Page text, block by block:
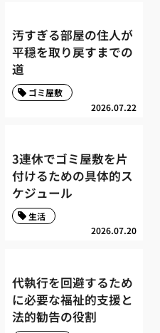
汚すぎる部屋の住人が
平穏を取り戻すまでの
道
2026.07.22
ゴミ屋敷
3連休でゴミ屋敷を片
付けるための具体的ス
ケジュール
2026.07.20
生活
代執行を回避するため
に必要な福祉的支援と
法的勧告の役割